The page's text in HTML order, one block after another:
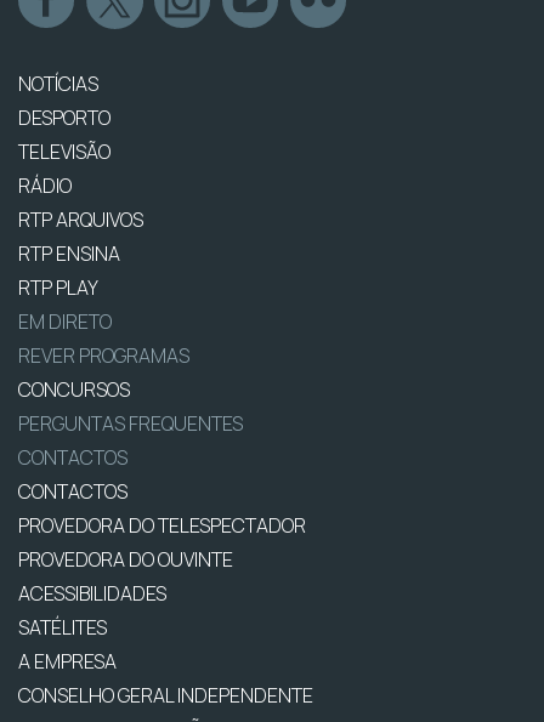
NOTÍCIAS
DESPORTO
TELEVISÃO
RÁDIO
RTP ARQUIVOS
RTP ENSINA
RTP PLAY
EM DIRETO
REVER PROGRAMAS
CONCURSOS
PERGUNTAS FREQUENTES
CONTACTOS
CONTACTOS
PROVEDORA DO TELESPECTADOR
PROVEDORA DO OUVINTE
ACESSIBILIDADES
SATÉLITES
A EMPRESA
CONSELHO GERAL INDEPENDENTE